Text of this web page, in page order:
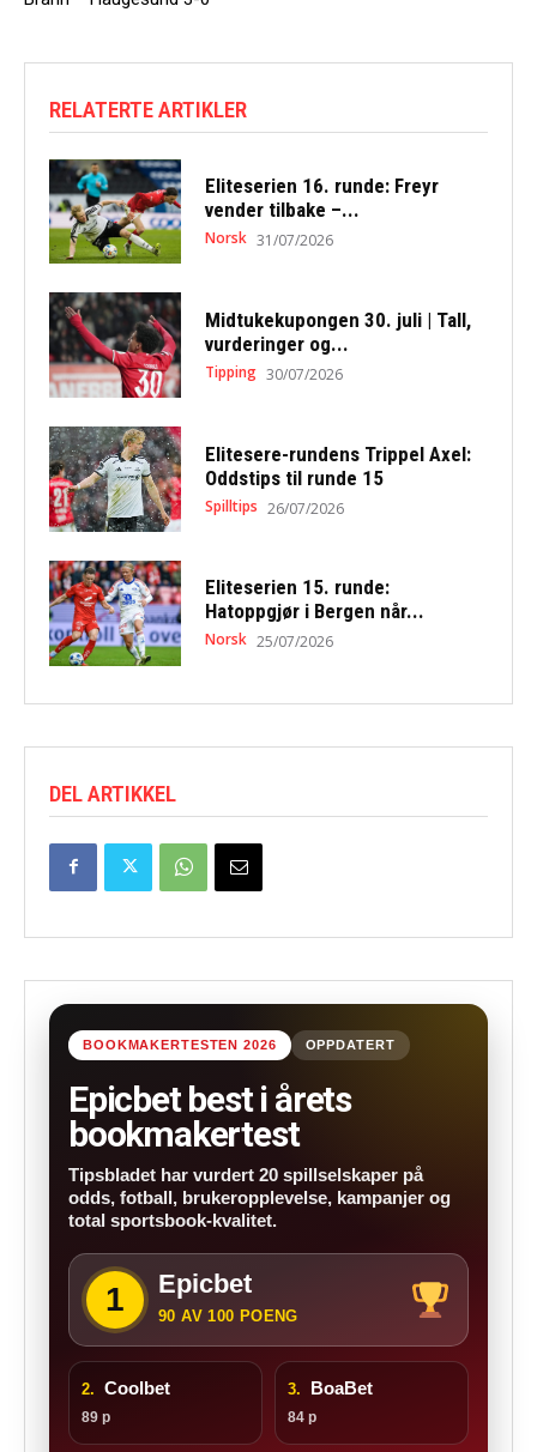
RELATERTE ARTIKLER
Eliteserien 16. runde: Freyr
vender tilbake –...
Norsk 31/07/2026
Midtukekupongen 30. juli | Tall,
vurderinger og...
Tipping 30/07/2026
Elitesere-rundens Trippel Axel:
Oddstips til runde 15
Spilltips 26/07/2026
Eliteserien 15. runde:
Hatoppgjør i Bergen når...
Norsk 25/07/2026
DEL ARTIKKEL
BOOKMAKERTESTEN 2026 OPPDATERT
Epicbet best i årets
bookmakertest
Tipsbladet har vurdert 20 spillselskaper på
odds, fotball, brukeropplevelse, kampanjer og
total sportsbook-kvalitet.
1 Epicbet
90 AV 100 POENG
2. Coolbet
89 p
3. BoaBet
84 p